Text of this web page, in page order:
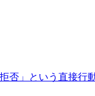
否」という直接